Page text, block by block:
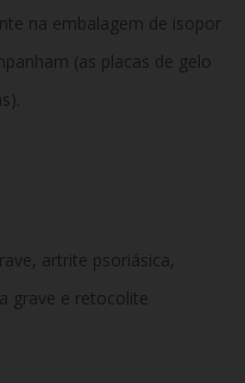
na embalagem de isopor
(as placas de gelo
artrite psoriásica,
grave e retocolite